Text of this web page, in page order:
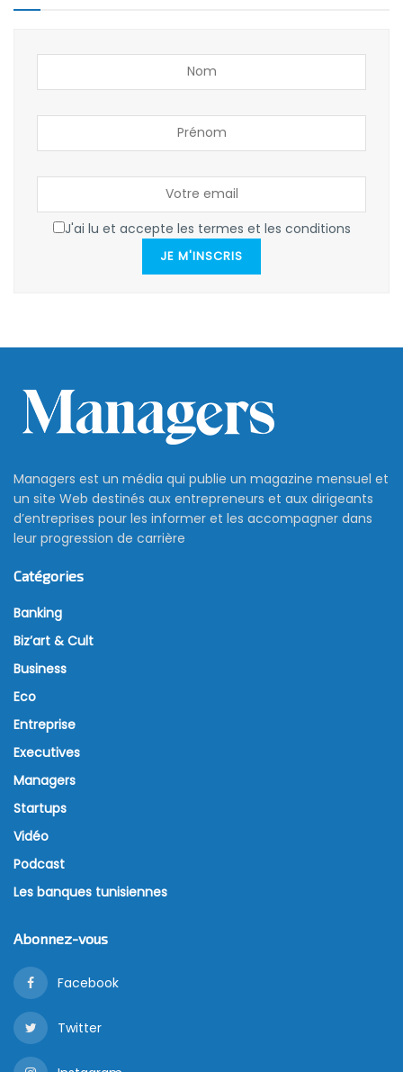
J'ai lu et accepte les termes et les conditions
JE M'INSCRIS
Managers est un média qui publie un magazine mensuel et
un site Web destinés aux entrepreneurs et aux dirigeants
d’entreprises pour les informer et les accompagner dans
leur progression de carrière
Catégories
Banking
Biz’art & Cult
Business
Eco
Entreprise
Executives
Managers
Startups
Vidéo
Podcast
Les banques tunisiennes
Abonnez-vous
Facebook
Twitter